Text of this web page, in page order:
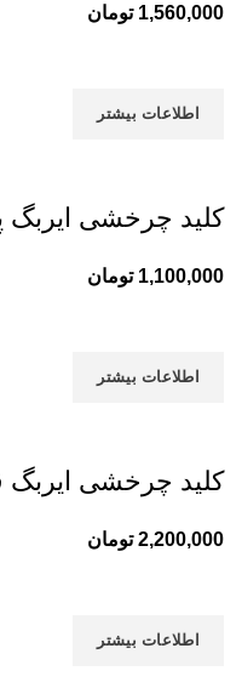
1,560,000 تومان
اطلاعات بیشتر
کلید چرخشی ایربگ
1,100,000 تومان
اطلاعات بیشتر
کلید چرخشی ایربگ
2,200,000 تومان
اطلاعات بیشتر